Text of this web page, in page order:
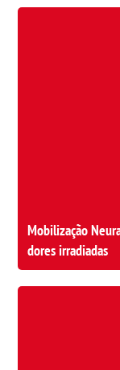
Mobilização
dores irradiadas